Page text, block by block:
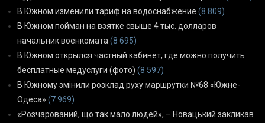
В Южном изменили тариф на водоснабжение (8 809)
В Южном пойман на взятке свыше 4 тыс. долларов
начальник военкомата (8 695)
В Южном открылся частный кабинет, где можно получить
бесплатные медуслуги (фото) (8 597)
В Южному змінили розклад руху маршрутки №68 «Южне-
Одеса» (7 969)
«Розчарований, що так мало людей», – Новацький закликав